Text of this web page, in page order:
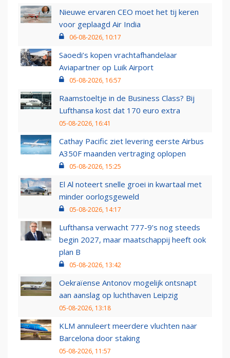
Nieuwe ervaren CEO moet het tij keren
voor geplaagd Air India
06-08-2026, 10:17
Saoedi’s kopen vrachtafhandelaar
Aviapartner op Luik Airport
05-08-2026, 16:57
Raamstoeltje in de Business Class? Bij
Lufthansa kost dat 170 euro extra
05-08-2026, 16:41
Cathay Pacific ziet levering eerste Airbus
A350F maanden vertraging oplopen
05-08-2026, 15:25
El Al noteert snelle groei in kwartaal met
minder oorlogsgeweld
05-08-2026, 14:17
Lufthansa verwacht 777-9’s nog steeds
begin 2027, maar maatschappij heeft ook
plan B
05-08-2026, 13:42
Oekraïense Antonov mogelijk ontsnapt
aan aanslag op luchthaven Leipzig
05-08-2026, 13:18
KLM annuleert meerdere vluchten naar
Barcelona door staking
05-08-2026, 11:57